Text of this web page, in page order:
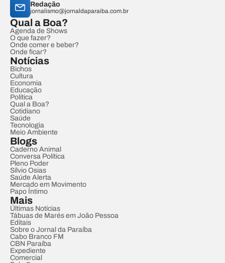
Redação
jornalismo@jornaldaparaiba.com.br
Qual a Boa?
Agenda de Shows
O que fazer?
Onde comer e beber?
Onde ficar?
Notícias
Bichos
Cultura
Economia
Educação
Política
Qual a Boa?
Cotidiano
Saúde
Tecnologia
Meio Ambiente
Blogs
Caderno Animal
Conversa Política
Pleno Poder
Sílvio Osias
Saúde Alerta
Mercado em Movimento
Papo Íntimo
Mais
Últimas Notícias
Tábuas de Marés em João Pessoa
Editais
Sobre o Jornal da Paraíba
Cabo Branco FM
CBN Paraíba
Expediente
Comercial